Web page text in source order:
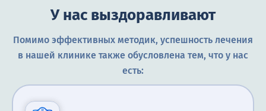
У нас выздоравливают
Помимо эффективных методик, успешность лечения
в нашей клинике также обусловлена тем, что у нас
есть: